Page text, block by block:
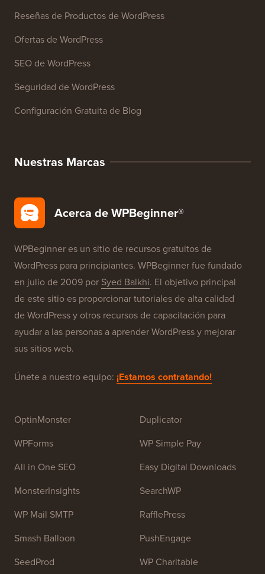
Reseñas de Productos de WordPress
Ofertas de WordPress
SEO de WordPress
Seguridad de WordPress
Configuración Gratuita de Blog
Nuestras Marcas
Acerca de WPBeginner®
WPBeginner es un sitio de recursos gratuitos de
WordPress para principiantes. WPBeginner fue fundado
en julio de 2009 por Syed Balkhi. El objetivo principal
de este sitio es proporcionar tutoriales de alta calidad
de WordPress y otros recursos de capacitación para
ayudar a las personas a aprender WordPress y mejorar
sus sitios web.
Únete a nuestro equipo: ¡Estamos contratando!
OptinMonster
WPForms
All in One SEO
MonsterInsights
WP Mail SMTP
Smash Balloon
SeedProd
Duplicator
WP Simple Pay
Easy Digital Downloads
SearchWP
RafflePress
PushEngage
WP Charitable